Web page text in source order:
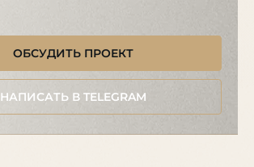
ОБСУДИТЬ ПРОЕКТ
НАПИСАТЬ В TELEGRAM